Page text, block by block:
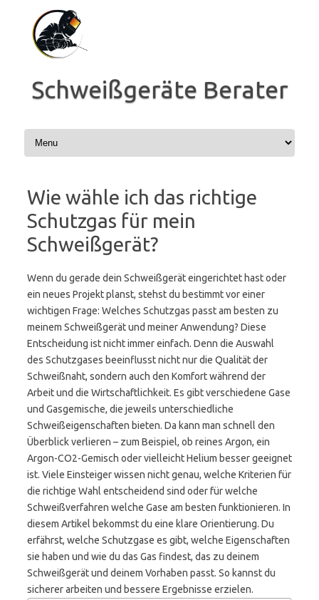
Inhalt
springen
Schweißgeräte Berater
Wie wähle ich das richtige
Schutzgas für mein
Schweißgerät?
Wenn du gerade dein Schweißgerät eingerichtet hast oder
ein neues Projekt planst, stehst du bestimmt vor einer
wichtigen Frage: Welches Schutzgas passt am besten zu
meinem Schweißgerät und meiner Anwendung? Diese
Entscheidung ist nicht immer einfach. Denn die Auswahl
des Schutzgases beeinflusst nicht nur die Qualität der
Schweißnaht, sondern auch den Komfort während der
Arbeit und die Wirtschaftlichkeit. Es gibt verschiedene Gase
und Gasgemische, die jeweils unterschiedliche
Schweißeigenschaften bieten. Da kann man schnell den
Überblick verlieren – zum Beispiel, ob reines Argon, ein
Argon-CO2-Gemisch oder vielleicht Helium besser geeignet
ist. Viele Einsteiger wissen nicht genau, welche Kriterien für
die richtige Wahl entscheidend sind oder für welche
Schweißverfahren welche Gase am besten funktionieren. In
diesem Artikel bekommst du eine klare Orientierung. Du
erfährst, welche Schutzgase es gibt, welche Eigenschaften
sie haben und wie du das Gas findest, das zu deinem
Schweißgerät und deinem Vorhaben passt. So kannst du
sicherer arbeiten und bessere Ergebnisse erzielen.